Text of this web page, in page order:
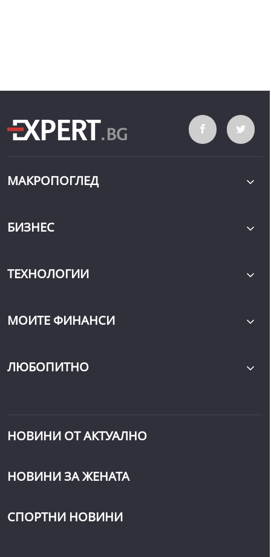
МАКРОПОГЛЕД
БИЗНЕС
ТЕХНОЛОГИИ
МОИТЕ ФИНАНСИ
ЛЮБОПИТНО
НОВИНИ ОТ АКТУАЛНО
НОВИНИ ЗА ЖЕНАТА
СПОРТНИ НОВИНИ